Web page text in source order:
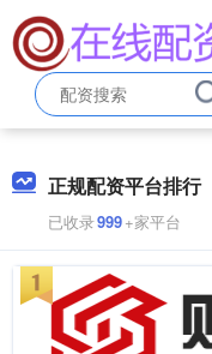
正规配资平台排行
已收录999+家平台